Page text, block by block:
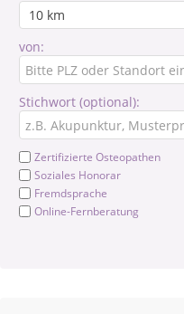
von:
Stichwort (optional):
Zertifizierte Osteopathen
Soziales Honorar
Fremdsprache
Online-Fernberatung